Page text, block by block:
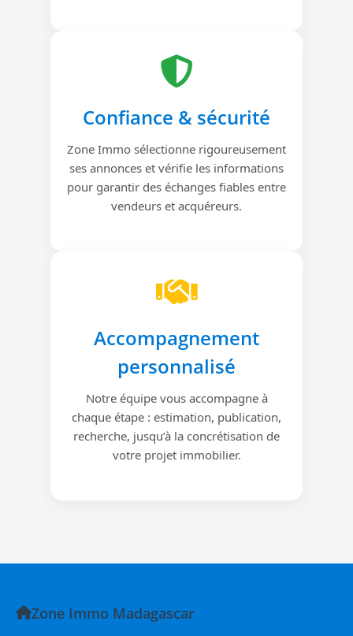
Confiance & sécurité
Zone Immo sélectionne rigoureusement
ses annonces et vérifie les informations
pour garantir des échanges fiables entre
vendeurs et acquéreurs.
Accompagnement
personnalisé
Notre équipe vous accompagne à
chaque étape : estimation, publication,
recherche, jusqu’à la concrétisation de
votre projet immobilier.
Zone Immo Madagascar